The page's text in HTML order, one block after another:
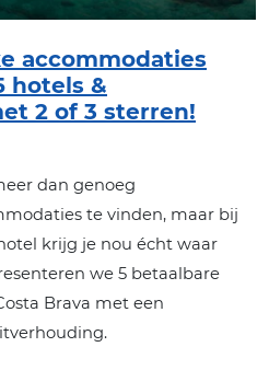
accommodaties
hotels &
2 of 3 sterren!
dan genoeg
te vinden, maar bij
krijg je nou écht waar
we 5 betaalbare
Brava met een